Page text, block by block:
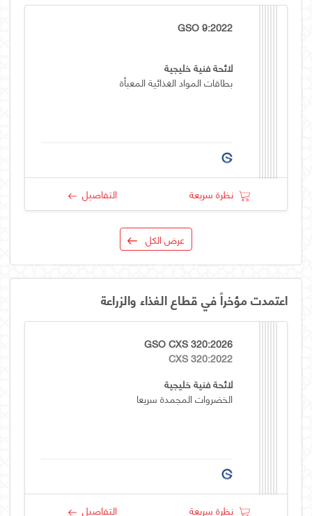
GSO 9:2022
لائحة فنية خليجية
بطاقات المواد الغذائية المعبأة
نظرة سريعة التفاصيل
عرض الكل
اعتمدت مؤخراً في قطاع الغذاء والزراعة
GSO CXS 320:2026
CXS 320:2022
لائحة فنية خليجية
الخضروات المجمدة سريعا
نظرة سريعة التفاصيل